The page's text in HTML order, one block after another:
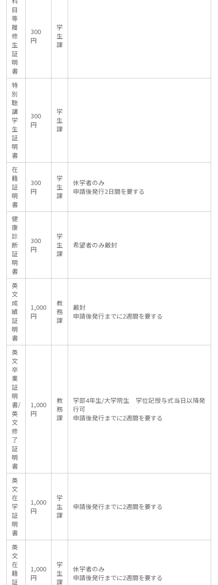
目
等
履
修
生
証
明
書
300
円
学
生
課
特
別
聴
講
学
生
証
明
書
300
円
学
生
課
在
籍
証
明
書
300
円
学
生
課
休学者のみ
申請後発行2日間を要する
健
康
診
断
証
明
書
300
円
学
生
課
希望者のみ厳封
英
文
成
績
証
明
書
1,000
円
教
務
課
厳封
申請後発行までに2週間を要する
英
文
卒
業
証
明
書/
英
文
修
了
証
明
書
1,000
円
教
務
課
学部4年生/大学院生 学位記授与式当日以降発
行可
申請後発行までに2週間を要する
英
文
在
学
証
明
書
1,000
円
学
生
課
申請後発行までに2週間を要する
英
文
在
籍
証
1,000
円
学
生
課
休学者のみ
申請後発行までに2週間を要する